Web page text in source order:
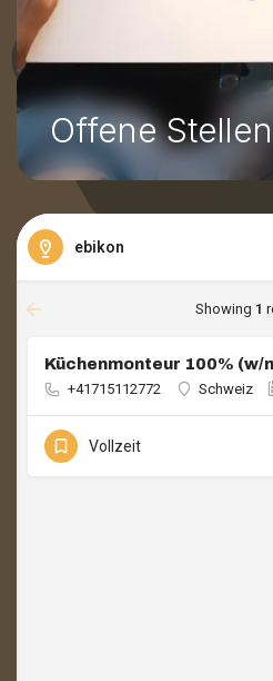
Offene Stellen
ebikon
Showing 1
Küchenmonteur 100% (w/
+41715112772 Schweiz
Vollzeit